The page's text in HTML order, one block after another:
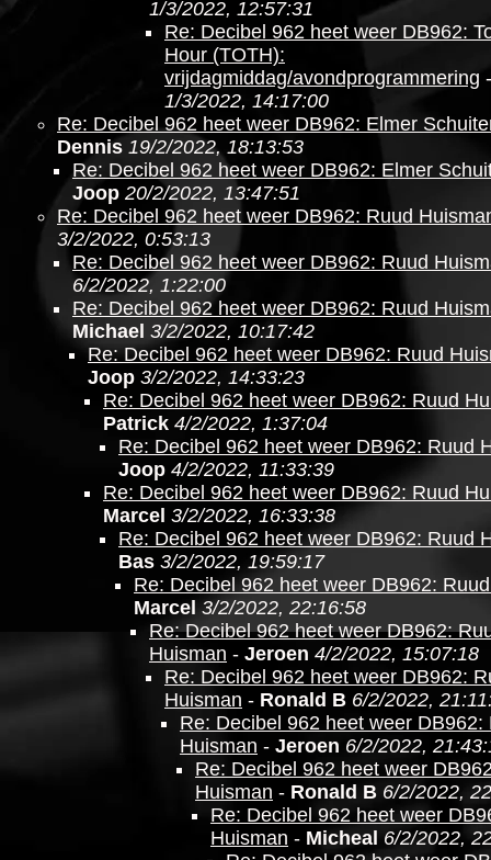
1/3/2022, 12:57:31
Re: Decibel 962 heet weer DB962:
Hour (TOTH):
vrijdagmiddag/avondprogrammering
1/3/2022, 14:17:00
Re: Decibel 962 heet weer DB962: Elmer
Dennis 19/2/2022, 18:13:53
Re: Decibel 962 heet weer DB962: Elmer
Joop 20/2/2022, 13:47:51
Re: Decibel 962 heet weer DB962: Ruud
3/2/2022, 0:53:13
Re: Decibel 962 heet weer DB962: Ruud
6/2/2022, 1:22:00
Re: Decibel 962 heet weer DB962: Ruud
Michael 3/2/2022, 10:17:42
Re: Decibel 962 heet weer DB962: Ruud
Joop 3/2/2022, 14:33:23
Re: Decibel 962 heet weer DB962: Ruud
Patrick 4/2/2022, 1:37:04
Re: Decibel 962 heet weer DB962: Ruud
Joop 4/2/2022, 11:33:39
Re: Decibel 962 heet weer DB962: Ruud
Marcel 3/2/2022, 16:33:38
Re: Decibel 962 heet weer DB962: Ruud
Bas 3/2/2022, 19:59:17
Re: Decibel 962 heet weer DB962:
Marcel 3/2/2022, 22:16:58
Re: Decibel 962 heet weer DB962:
Huisman - Jeroen 4/2/2022, 15:07:18
Re: Decibel 962 heet weer DB962:
Huisman - Ronald B 6/2/2022,
Re: Decibel 962 heet weer DB962:
Huisman - Jeroen 6/2/2022,
Re: Decibel 962 heet weer
Huisman - Ronald B 6/2/2022,
Re: Decibel 962 heet weer
Huisman - Micheal 6/2/2022,